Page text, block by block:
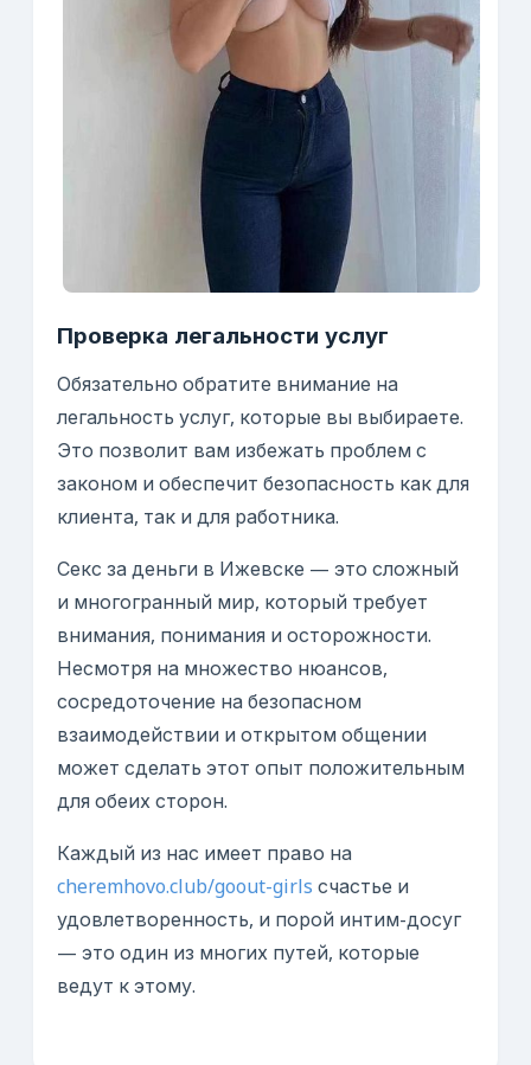
Проверка легальности услуг
Обязательно обратите внимание на
легальность услуг, которые вы выбираете.
Это позволит вам избежать проблем с
законом и обеспечит безопасность как для
клиента, так и для работника.
Секс за деньги в Ижевске — это сложный
и многогранный мир, который требует
внимания, понимания и осторожности.
Несмотря на множество нюансов,
сосредоточение на безопасном
взаимодействии и открытом общении
может сделать этот опыт положительным
для обеих сторон.
Каждый из нас имеет право на
cheremhovo.club/goout-girls счастье и
удовлетворенность, и порой интим-досуг
— это один из многих путей, которые
ведут к этому.